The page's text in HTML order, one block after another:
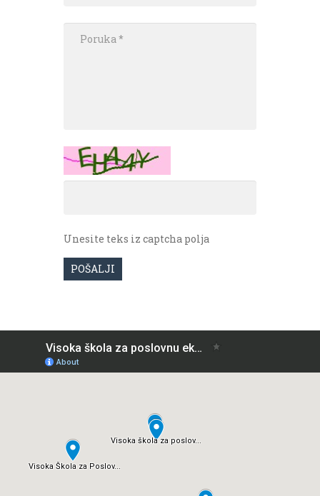
Unesite teks iz captcha polja
POŠALJI